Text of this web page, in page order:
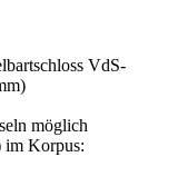
VdS-
möglich
im Korpus: